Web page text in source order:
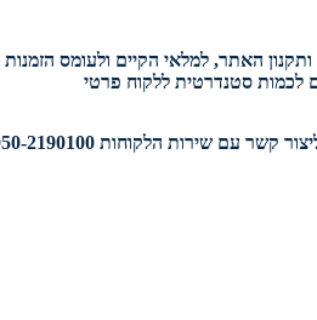
האתר, למלאי הקיים ולעומס הזמנות
לכמות סטנדרטית ללקוח פרטי
עם שירות הלקוחות 050-2190100.